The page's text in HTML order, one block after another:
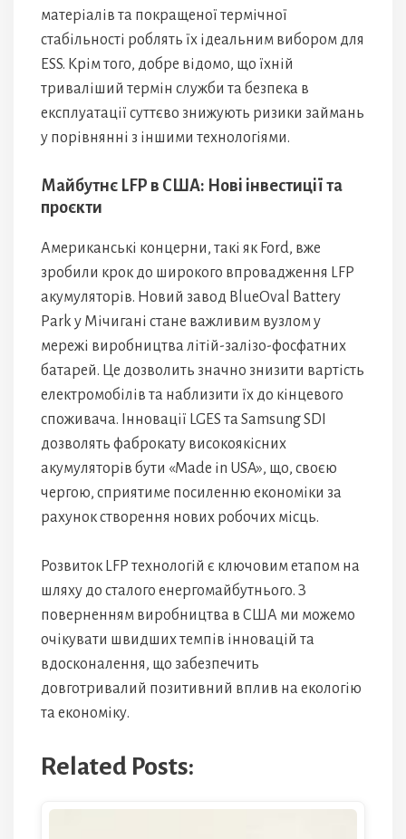
матеріалів та покращеної термічної
стабільності роблять їх ідеальним вибором для
ESS. Крім того, добре відомо, що їхній
триваліший термін служби та безпека в
експлуатації суттєво знижують ризики займань
у порівнянні з іншими технологіями.
Майбутнє LFP в США: Нові інвестиції та
проєкти
Американські концерни, такі як Ford, вже
зробили крок до широкого впровадження LFP
акумуляторів. Новий завод BlueOval Battery
Park у Мічигані стане важливим вузлом у
мережі виробництва літій-залізо-фосфатних
батарей. Це дозволить значно знизити вартість
електромобілів та наблизити їх до кінцевого
споживача. Інновації LGES та Samsung SDI
дозволять фаброкату високоякісних
акумуляторів бути «Made in USA», що, своєю
чергою, сприятиме посиленню економіки за
рахунок створення нових робочих місць.
Розвиток LFP технологій є ключовим етапом на
шляху до сталого енергомайбутнього. З
поверненням виробництва в США ми можемо
очікувати швидших темпів інновацій та
вдосконалення, що забезпечить
довготривалий позитивний вплив на екологію
та економіку.
Related Posts: